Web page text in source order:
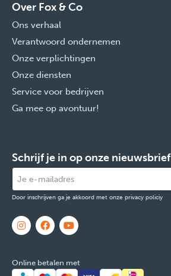
Over Fox & Co
Ons verhaal
Verantwoord ondernemen
Onze verplichtingen
Onze diensten
Service voor bedrijven
Ga mee op avontuur!
Schrijf je in op onze nieuwsbrief
Door inschrijven ga je akkoord met onze privacy policiy
Online betalen met